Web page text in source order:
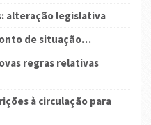
alteração legislativa
de situação…
regras relativas
à circulação para